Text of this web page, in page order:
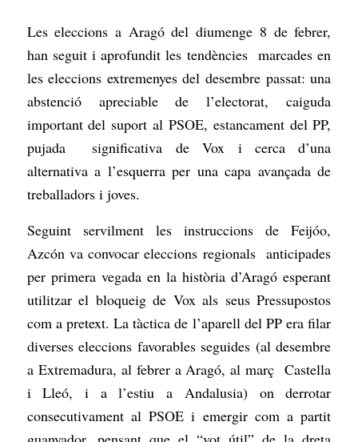
Les eleccions a Aragó del diumenge 8 de febrer,
han seguit i aprofundit les tendències marcades en
les eleccions extremenyes del desembre passat: una
abstenció apreciable de l’electorat, caiguda
important del suport al PSOE, estancament del PP,
pujada significativa de Vox i cerca d’una
alternativa a l’esquerra per una capa avançada de
treballadors i joves.
Seguint servilment les instruccions de Feijóo,
Azcón va convocar eleccions regionals anticipades
per primera vegada en la història d’Aragó esperant
utilitzar el bloqueig de Vox als seus Pressupostos
com a pretext. La tàctica de l’aparell del PP era filar
diverses eleccions favorables seguides (al desembre
a Extremadura, al febrer a Aragó, al març Castella
i Lleó, i a l’estiu a Andalusia) on derrotar
consecutivament al PSOE i emergir com a partit